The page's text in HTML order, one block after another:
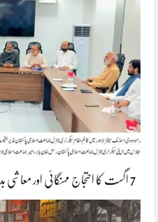
7 اگست کا احتجاج مہنگائی اور معاشی بدحالی سے متاثرہ عوام کی آواز بنے…